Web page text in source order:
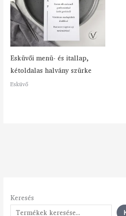
Keresés
Esküvői menü- és itallap,
kétoldalas halvány szürke
Esküvő